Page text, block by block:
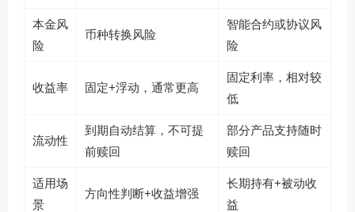
本金风
险
币种转换风险
智能合约或协议风
险
收益率 固定+浮动，通常更高
固定利率，相对较
低
流动性
到期自动结算，不可提
前赎回
部分产品支持随时
赎回
适用场
景
方向性判断+收益增强
长期持有+被动收
益